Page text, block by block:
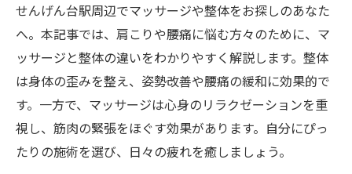
せんげん台駅周辺でマッサージや整体をお探しのあなた
へ。本記事では、肩こりや腰痛に悩む方々のために、マ
ッサージと整体の違いをわかりやすく解説します。整体
は身体の歪みを整え、姿勢改善や腰痛の緩和に効果的で
す。一方で、マッサージは心身のリラクゼーションを重
視し、筋肉の緊張をほぐす効果があります。自分にぴっ
たりの施術を選び、日々の疲れを癒しましょう。